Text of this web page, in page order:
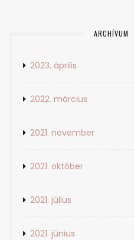
ARCHÍVUM
2023. április
2022. március
2021. november
2021. október
2021. július
2021. június